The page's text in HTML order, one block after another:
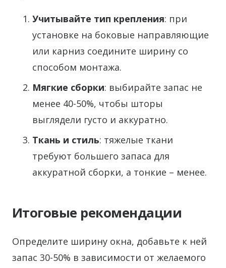
Учитывайте тип крепления: при
установке на боковые направляющие
или карниз соедините ширину со
способом монтажа.
Мягкие сборки: выбирайте запас не
менее 40-50%, чтобы шторы
выглядели густо и аккуратно.
Ткань и стиль: тяжелые ткани
требуют большего запаса для
аккуратной сборки, а тонкие – менее.
Итоговые рекомендации
Определите ширину окна, добавьте к ней
запас 30-50% в зависимости от желаемого